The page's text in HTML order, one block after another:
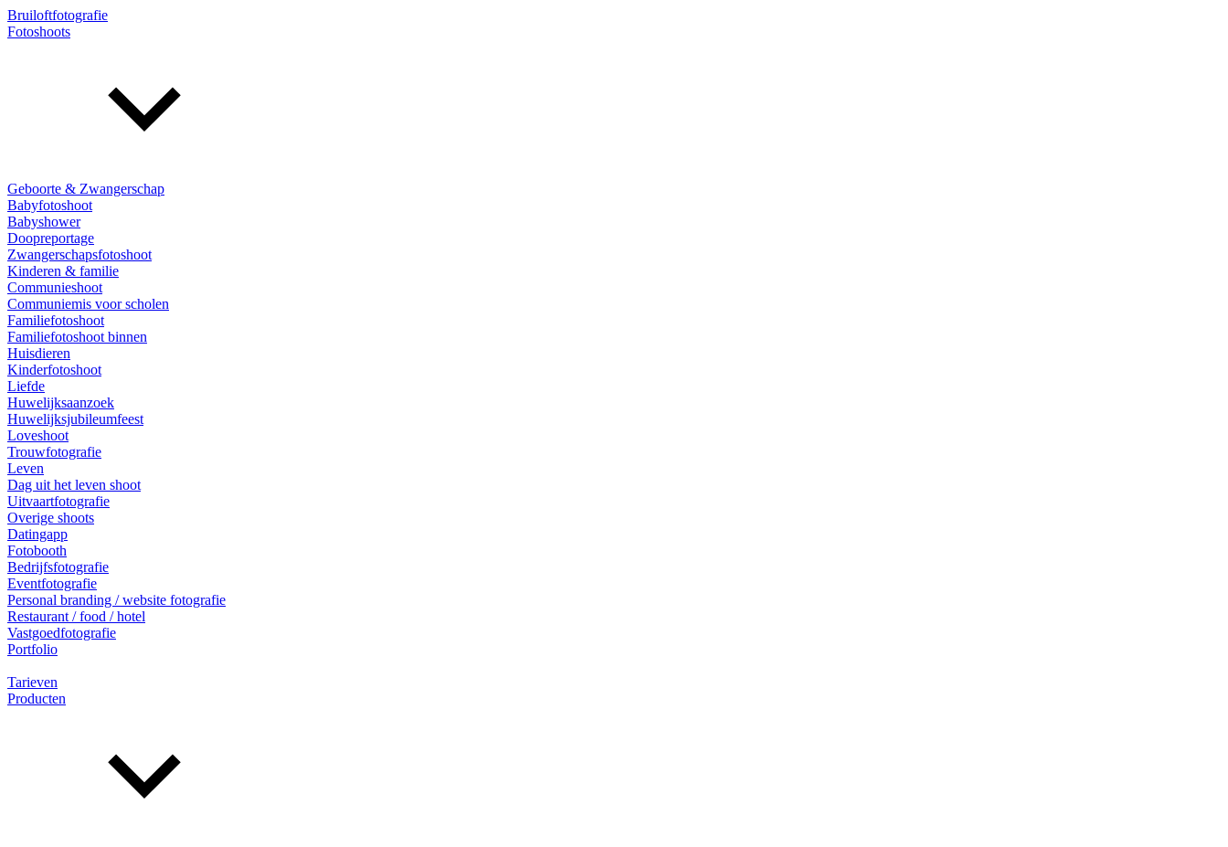
Bruiloftfotografie
Fotoshoots
Geboorte & Zwangerschap
Babyfotoshoot
Babyshower
Doopreportage
Zwangerschapsfotoshoot
Kinderen & familie
Communieshoot
Communiemis voor scholen
Familiefotoshoot
Familiefotoshoot binnen
Huisdieren
Kinderfotoshoot
Liefde
Huwelijksaanzoek
Huwelijksjubileumfeest
Loveshoot
Trouwfotografie
Leven
Dag uit het leven shoot
Uitvaartfotografie
Overige shoots
Datingapp
Fotobooth
Bedrijfsfotografie
Eventfotografie
Personal branding / website fotografie
Restaurant / food / hotel
Vastgoedfotografie
Portfolio
Tarieven
Producten